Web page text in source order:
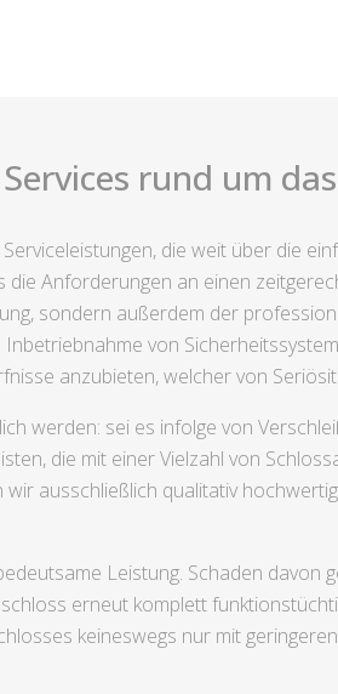
rund um
die weit über die
Anforderungen an einen
sondern außerdem der
von
anzubieten, welcher von
werden: sei es infolge von
die mit einer Vielzahl von
ausschließlich qualitativ
Leistung. Schaden davon
erneut komplett
keineswegs nur mit